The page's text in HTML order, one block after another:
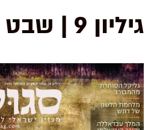
גיליון 9 | שבט תשע"א